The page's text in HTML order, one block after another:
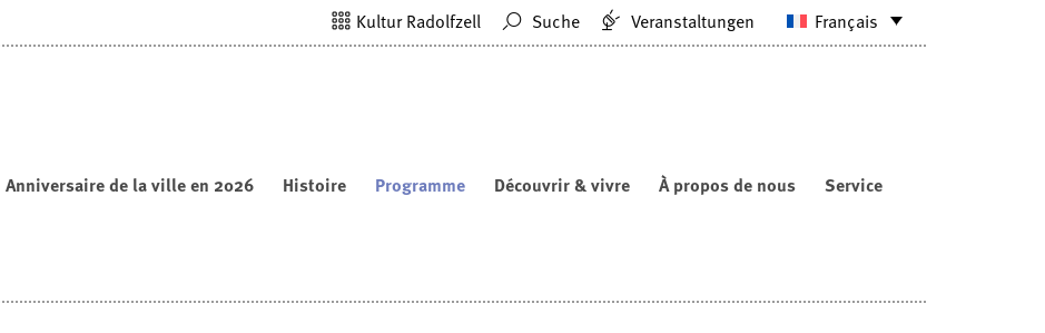
Français
Kultur Radolfzell Suche Veranstaltungen
Anniversaire de la ville en 2026 Histoire Programme Découvrir & vivre À propos de nous Service